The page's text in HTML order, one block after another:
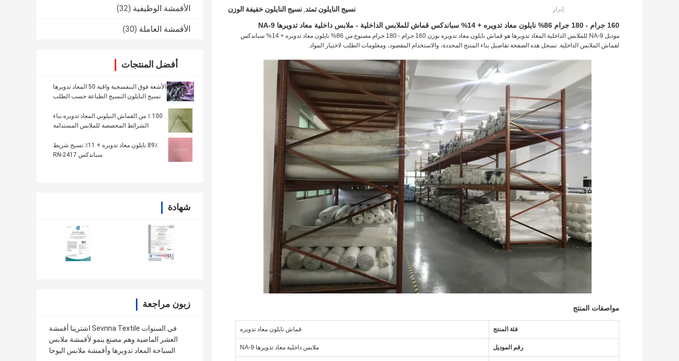
الأقمشة الوظيفية (32)
الأقمشة العاملة (30)
أفضل المنتجات
الأشعة فوق البنفسجية واقية 50 المعاد تدويرها
نسيج النايلون النسيج الطباعة حسب الطلب
100 ٪ من القماش النيلوني المعاد تدويره بناء
الشرائط المخصصة للملابس المستدامة
89٪ نايلون معاد تدويره + 11٪ نسيج شريط
سباندكس RN-2417
شهادة
زبون مراجعة
اشترينا أقمشة Sevnna Textile في السنوات
العشر الماضية وهم مصنع ينمو لأقمشة ملابس
السباحة المعاد تدويرها وأقمشة ملابس اليوجا
إبراز: نسيج النايلون تمتد, نسيج النايلون خفيفة الوزن
160 جرام - 180 جرام 86% نايلون معاد تدويره + 14% سباندكس قماش للملابس الداخلية - ملابس داخلية معاد تدويرها NA-9
موديل NA-9 للملابس الداخلية المعاد تدويرها هو قماش نايلون معاد تدويره بوزن 160 جرام - 180 جرام مصنوع من 86% نايلون معاد تدويره + 14% سباندكس
لقماش الملابس الداخلية. تسجل هذه الصفحة تفاصيل بناء المنتج المحددة، والاستخدام المقصود، ومعلومات الطلب لاختيار المواد.
مواصفات المنتج
فئة المنتج قماش نايلون معاد تدويره
رقم الموديل ملابس داخلية معاد تدويرها NA-9